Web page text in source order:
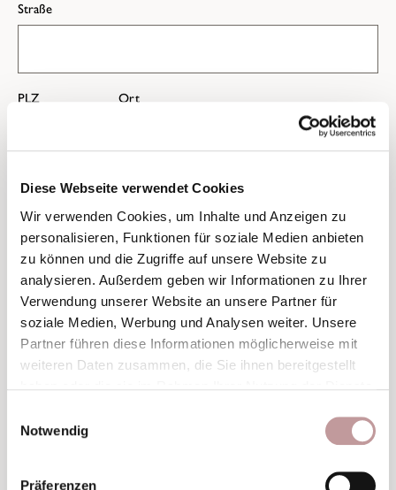
Diese Webseite verwendet Cookies
Wir verwenden Cookies, um Inhalte und Anzeigen zu
personalisieren, Funktionen für soziale Medien anbieten
zu können und die Zugriffe auf unsere Website zu
analysieren. Außerdem geben wir Informationen zu Ihrer
Verwendung unserer Website an unsere Partner für
soziale Medien, Werbung und Analysen weiter. Unsere
Partner führen diese Informationen möglicherweise mit
weiteren Daten zusammen, die Sie ihnen bereitgestellt
Notwendig
Präferenzen
Straße
PLZ Ort
Land
E-Mail-Adresse *
Telefon
Beste Aussicht